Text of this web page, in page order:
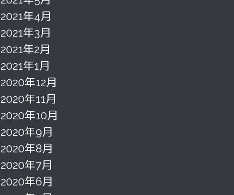
2021年4月
2021年3月
2021年2月
2021年1月
2020年12月
2020年11月
2020年10月
2020年9月
2020年8月
2020年7月
2020年6月